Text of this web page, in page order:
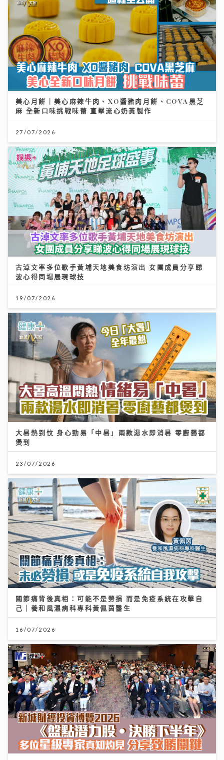
美心月餅｜美心麻辣牛肉、XO醬豬肉月餅、COVA黑芝
麻 全新口味挑戰味蕾 直擊流心奶黃製作
27/07/2026
古淖文率多位歌手黃埔天地美食坊演出 女團成員分享睇
波心得同場展現球技
19/07/2026
大暑熱到忟 身心勁易「中暑」兩款湯水即消暑 零廚藝都
煲到
23/07/2026
關節痛背後真相：可能不是勞損 而是免疫系統在攻擊自
己｜養和風濕病科專科黃佩茵醫生
16/07/2026